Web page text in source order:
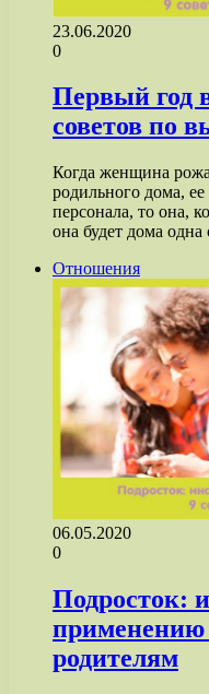
23.06.2020
0
Первый год
советов по
Когда женщина
родильного дома,
персонала, то она,
она будет дома
Отношения
06.05.2020
0
Подросток:
применению
родителям